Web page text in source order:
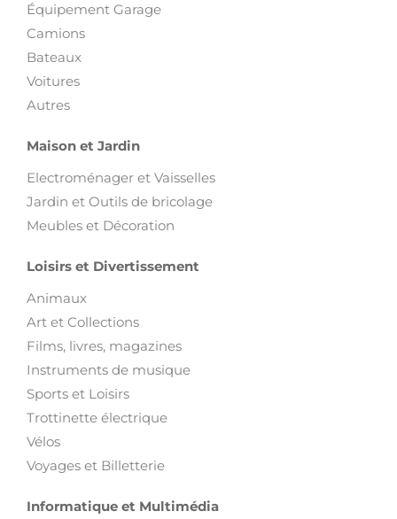
Équipement Garage
Camions
Bateaux
Voitures
Autres
Maison et Jardin
Electroménager et Vaisselles
Jardin et Outils de bricolage
Meubles et Décoration
Loisirs et Divertissement
Animaux
Art et Collections
Films, livres, magazines
Instruments de musique
Sports et Loisirs
Trottinette électrique
Vélos
Voyages et Billetterie
Informatique et Multimédia